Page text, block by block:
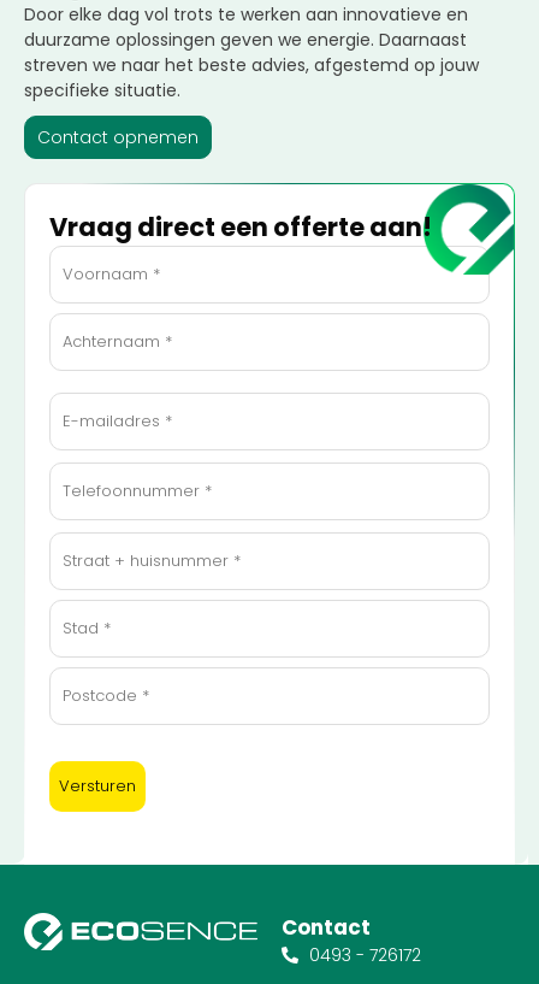
Door elke dag vol trots te werken aan innovatieve en
duurzame oplossingen geven we energie. Daarnaast
streven we naar het beste advies, afgestemd op jouw
specifieke situatie.
Contact opnemen
Vraag direct een offerte aan!
Naam
E-
mailadres
(Vereist)
Telefoonnummer
(Vereist)
Adres
Contact
0493 - 726172